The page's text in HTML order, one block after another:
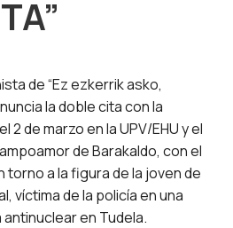
de “Ez ezkerrik asko,
la doble cita con la
2 de marzo en la UPV/EHU y el
de Barakaldo, con el
torno a la figura de la joven de
víctima de la policía en una
en Tudela.